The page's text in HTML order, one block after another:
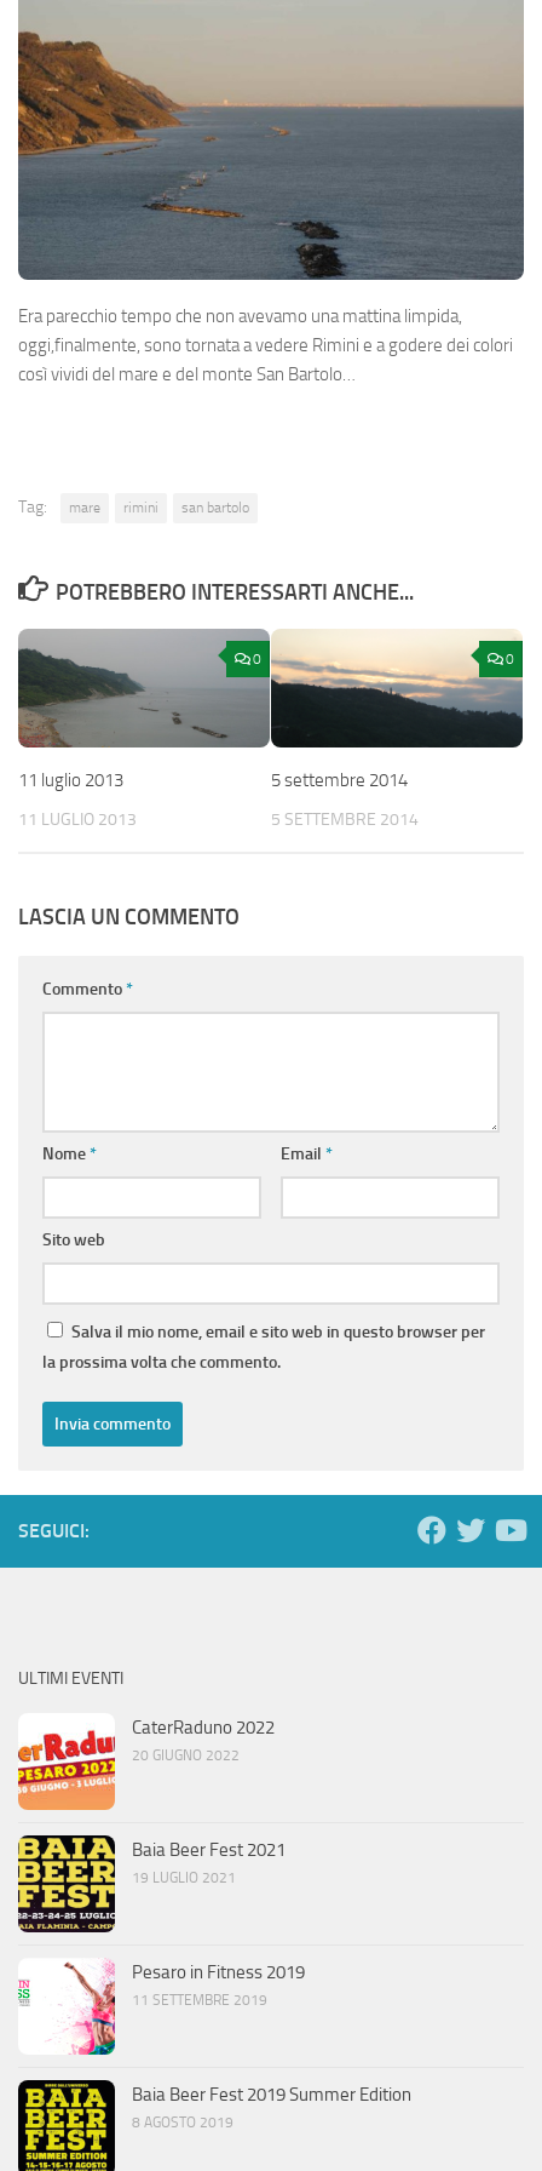
Era parecchio tempo che non avevamo una mattina limpida,
oggi,finalmente, sono tornata a vedere Rimini e a godere dei colori
così vividi del mare e del monte San Bartolo…
Tag: mare rimini san bartolo
POTREBBERO INTERESSARTI ANCHE...
0
11 luglio 2013
11 LUGLIO 2013
0
5 settembre 2014
5 SETTEMBRE 2014
LASCIA UN COMMENTO
Commento*
Nome* Email *
Sito web
Salva il mio nome, email e sito web in questo browser per
la prossima volta che commento.
SEGUICI:
ULTIMI EVENTI
CaterRaduno 2022
20 GIUGNO 2022
Baia Beer Fest 2021
19 LUGLIO 2021
Pesaro in Fitness 2019
11 SETTEMBRE 2019
Baia Beer Fest 2019 Summer Edition
8 AGOSTO 2019